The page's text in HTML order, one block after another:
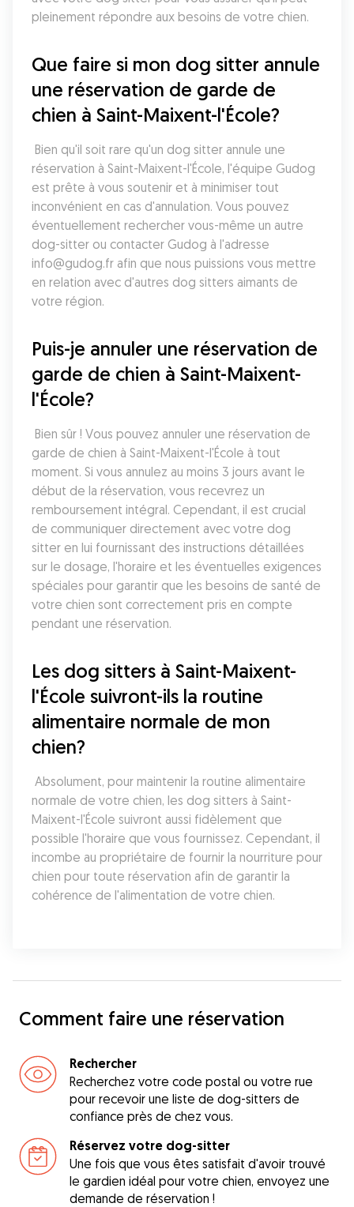
pleinement répondre aux besoins de votre chien.
Que faire si mon dog sitter annule
une réservation de garde de
chien à Saint-Maixent-l'École?
réservation à Saint-Maixent-l'École, l'équipe Gudog
est prête à vous soutenir et à minimiser tout
inconvénient en cas d'annulation. Vous pouvez
éventuellement rechercher vous-même un autre
dog-sitter ou contacter Gudog à l'adresse
info@gudog.fr afin que nous puissions vous mettre
en relation avec d'autres dog sitters aimants de
votre région.
Puis-je annuler une réservation de
garde de chien à Saint-Maixent-
l'École?
garde de chien à Saint-Maixent-l'École à tout
moment. Si vous annulez au moins 3 jours avant le
début de la réservation, vous recevrez un
remboursement intégral. Cependant, il est crucial
de communiquer directement avec votre dog
sitter en lui fournissant des instructions détaillées
sur le dosage, l'horaire et les éventuelles exigences
spéciales pour garantir que les besoins de santé de
votre chien sont correctement pris en compte
pendant une réservation.
Les dog sitters à Saint-Maixent-
l'École suivront-ils la routine
alimentaire normale de mon
chien?
normale de votre chien, les dog sitters à Saint-
Maixent-l'École suivront aussi fidèlement que
possible l'horaire que vous fournissez. Cependant, il
incombe au propriétaire de fournir la nourriture pour
chien pour toute réservation afin de garantir la
cohérence de l'alimentation de votre chien.
Comment faire une réservation
Rechercher
Recherchez votre code postal ou votre rue
pour recevoir une liste de dog-sitters de
confiance près de chez vous.
Réservez votre dog-sitter
Une fois que vous êtes satisfait d'avoir trouvé
le gardien idéal pour votre chien, envoyez une
demande de réservation !